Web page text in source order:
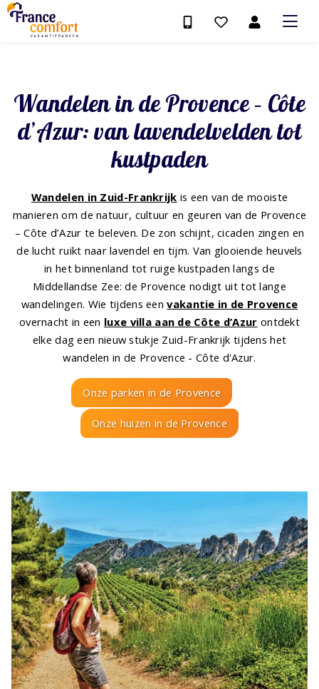
Wandelen in de Provence – Côte
d’Azur: van lavendelvelden tot
kustpaden
Wandelen in Zuid-Frankrijk is een van de mooiste
manieren om de natuur, cultuur en geuren van de Provence
– Côte d’Azur te beleven. De zon schijnt, cicaden zingen en
de lucht ruikt naar lavendel en tijm. Van glooiende heuvels
in het binnenland tot ruige kustpaden langs de
Middellandse Zee: de Provence nodigt uit tot lange
wandelingen. Wie tijdens eenvakantie in de Provence
overnacht in een luxe villa aan de Côte d’Azur ontdekt
elke dag een nieuw stukje Zuid-Frankrijk tijdens het
wandelen in de Provence - Côte d'Azur.
Onze parken in de Provence
Onze huizen in de Provence